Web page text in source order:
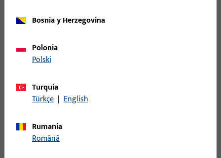
Bosnia y Herzegovina
Polonia
Polski
Turquía
Türkçe | English
Rumanía
Română